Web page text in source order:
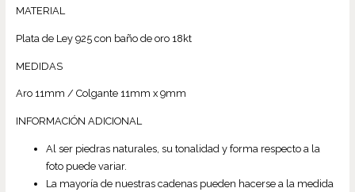
MATERIAL
Plata de Ley 925 con baño de oro 18kt
MEDIDAS
Aro 11mm / Colgante 11mm x 9mm
INFORMACIÓN ADICIONAL
Al ser piedras naturales, su tonalidad y forma respecto a la
foto puede variar.
La mayoría de nuestras cadenas pueden hacerse a la medida